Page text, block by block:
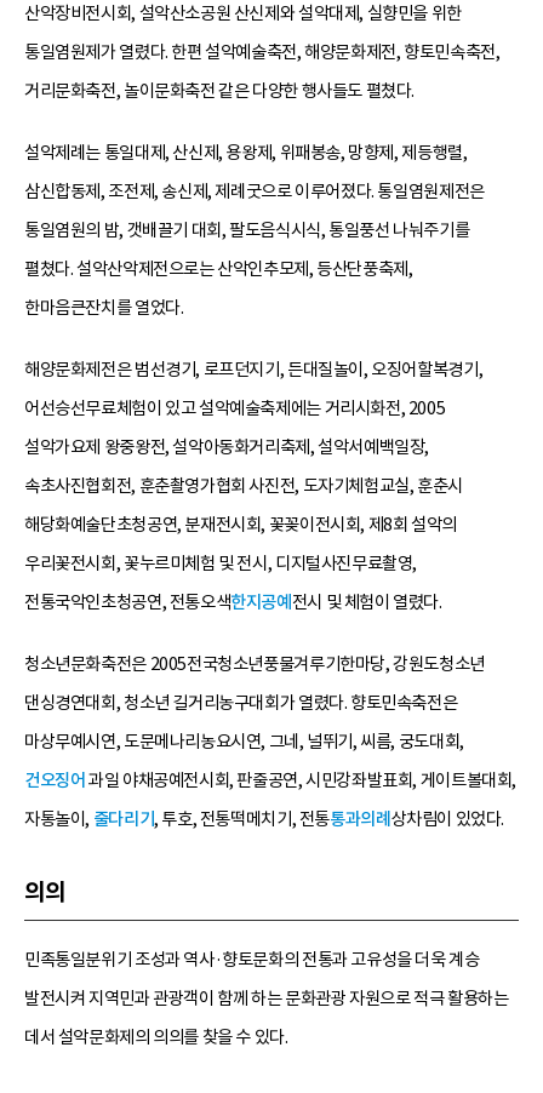
산악장비전시회, 설악산소공원 산신제와 설악대제, 실향민을 위한
통일염원제가 열렸다. 한편 설악예술축전, 해양문화제전, 향토민속축전,
거리문화축전, 놀이문화축전 같은 다양한 행사들도 펼쳤다.
설악제례는 통일대제, 산신제, 용왕제, 위패봉송, 망향제, 제등행렬,
삼신합동제, 조전제, 송신제, 제례굿으로 이루어졌다. 통일염원제전은
통일염원의 밤, 갯배끌기 대회, 팔도음식시식, 통일풍선 나눠주기를
펼쳤다. 설악산악제전으로는 산악인추모제, 등산단풍축제,
한마음큰잔치를 열었다.
해양문화제전은 범선경기, 로프던지기, 든대질놀이, 오징어할복경기,
어선승선무료체험이 있고 설악예술축제에는 거리시화전, 2005
설악가요제 왕중왕전, 설악아동화거리축제, 설악서예백일장,
속초사진협회전, 훈춘촬영가협회 사진전, 도자기체험교실, 훈춘시
해당화예술단초청공연, 분재전시회, 꽃꽂이전시회, 제8회 설악의
우리꽃전시회, 꽃누르미체험 및 전시, 디지털사진무료촬영,
전통국악인초청공연, 전통오색한지공예 전시 및 체험이 열렸다.
청소년문화축전은 2005전국청소년풍물겨루기한마당, 강원도청소년
댄싱경연대회, 청소년 길거리농구대회가 열렸다. 향토민속축전은
마상무예시연, 도문메나리농요시연, 그네, 널뛰기, 씨름, 궁도대회,
건오징어 과일 야채공예전시회, 판줄공연, 시민강좌발표회, 게이트볼대회,
자통놀이, 줄다리기, 투호, 전통떡메치기, 전통통과의례 상차림이 있었다.
의의
민족통일분위기 조성과 역사·향토문화의 전통과 고유성을 더욱 계승
발전시켜 지역민과 관광객이 함께 하는 문화관광 자원으로 적극 활용하는
데서 설악문화제의 의의를 찾을 수 있다.